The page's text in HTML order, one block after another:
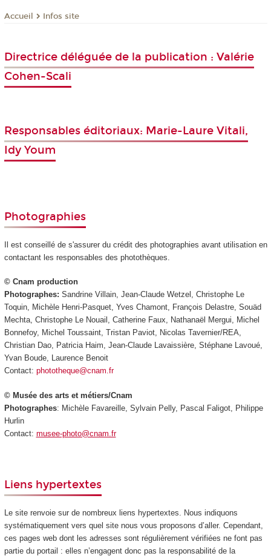
Accueil Infos site
Directrice déléguée de la publication : Valérie
Cohen-Scali
Responsables éditoriaux: Marie-Laure Vitali,
Idy Youm
Photographies
Il est conseillé de s'assurer du crédit des photographies avant utilisation en
contactant les responsables des photothèques.
© Cnam production
Photographes: Sandrine Villain, Jean-Claude Wetzel, Christophe Le
Toquin, Michèle Henri-Pasquet, Yves Chamont, François Delastre, Souäd
Mechta, Christophe Le Nouail, Catherine Faux, Nathanaël Mergui, Michel
Bonnefoy, Michel Toussaint, Tristan Paviot, Nicolas Tavernier/REA,
Christian Dao, Patricia Haim, Jean-Claude Lavaissière, Stéphane Lavoué,
Yvan Boude, Laurence Benoit
Contact: phototheque@cnam.fr
© Musée des arts et métiers/Cnam
Photographes: Michèle Favareille, Sylvain Pelly, Pascal Faligot, Philippe
Hurlin
Contact: musee-photo@cnam.fr
Liens hypertextes
Le site renvoie sur de nombreux liens hypertextes. Nous indiquons
systématiquement vers quel site nous vous proposons d’aller. Cependant,
ces pages web dont les adresses sont régulièrement vérifiées ne font pas
partie du portail : elles n’engagent donc pas la responsabilité de la